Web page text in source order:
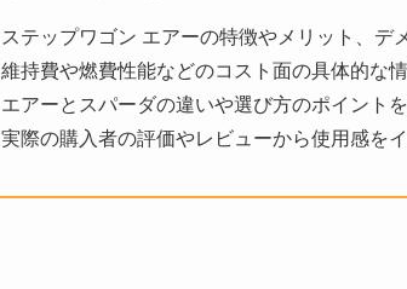
ステップワゴン エアーの特徴やメリット、デ
維持費や燃費性能などのコスト面の具体的な
エアーとスパーダの違いや選び方のポイント
実際の購入者の評価やレビューから使用感を